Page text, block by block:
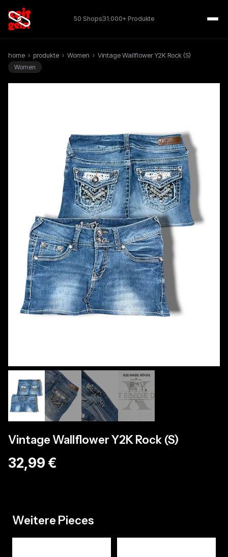
50 Shops31.000+ Produkte
home › produkte › Women › Vintage Wallflower Y2K Rock (S)
Women
Vintage Wallflower Y2K Rock (S)
32,99 €
Weitere Pieces